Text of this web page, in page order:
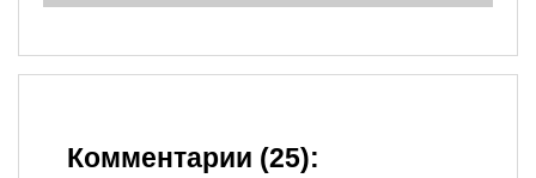
Комментарии (25):